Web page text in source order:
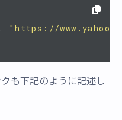
"https://
も下記のように記述し